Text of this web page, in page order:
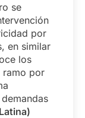
se
por
en similar
los
ramo por